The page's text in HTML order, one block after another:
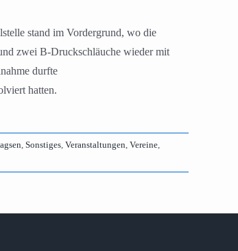
stand im Vordergrund, wo die
zwei B-Druckschläuche wieder mit
durfte
hatten.
, Sonstiges, Veranstaltungen, Vereine,